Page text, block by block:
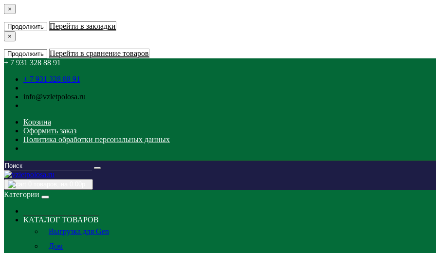
×
Продолжить Перейти в закладки
×
Продолжить
Перейти в сравнение товаров
+ 7 931 328 88 91
+ 7 931 328 88 91
info@vzletpolosa.ru
Корзина
Оформить заказ
Политика обработки персональных данных
Категории
КАТАЛОГ ТОВАРОВ
Выгрузка для Gen
Дом